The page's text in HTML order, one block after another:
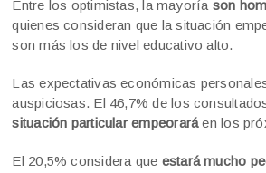
Entre los optimistas, la mayoría son
quienes consideran que la situación
son más los de nivel educativo alto.
Las expectativas económicas
auspiciosas. El 46,7% de los
situación particular empeoraráen los
El 20,5% considera que estará mucho